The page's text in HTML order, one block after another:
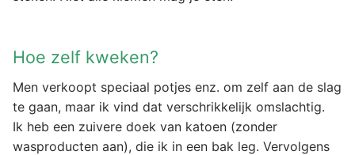
Hoe zelf kweken?
Men verkoopt speciaal potjes enz. om zelf aan de slag
te gaan, maar ik vind dat verschrikkelijk omslachtig.
Ik heb een zuivere doek van katoen (zonder
wasproducten aan), die ik in een bak leg. Vervolgens